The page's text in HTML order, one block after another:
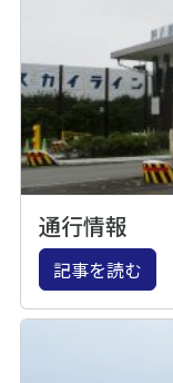
通行情報
記事を読む